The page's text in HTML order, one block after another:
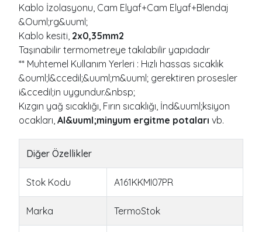
Kablo İzolasyonu, Cam Elyaf+Cam Elyaf+Blendaj
&Ouml;rg&uuml;
Kablo kesiti, 2x0,35mm2
Taşınabilir termometreye takılabilir yapıdadır
** Muhtemel Kullanım Yerleri : Hızlı hassas sıcaklık
&ouml;l&ccedil;&uuml;m&uuml; gerektiren prosesler
i&ccedil;in uygundur.&nbsp;
Kızgın yağ sıcaklığı, Fırın sıcaklığı, İnd&uuml;ksiyon
ocakları, Al&uuml;minyum ergitme potaları vb.
Diğer Özellikler
Stok Kodu A161KKMI07PR
Marka TermoStok